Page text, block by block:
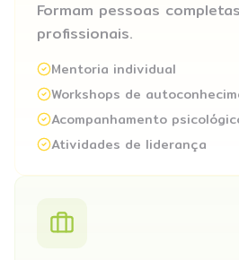
Formam pessoas
profissionais.
Mentoria individual
Workshops de
Acompanhamento
Atividades de liderança